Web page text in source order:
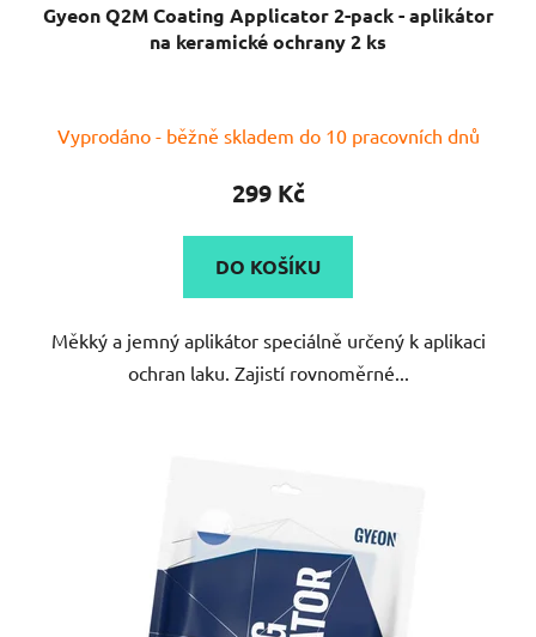
Gyeon Q2M Coating Applicator 2-pack - aplikátor
na keramické ochrany 2 ks
Vyprodáno - běžně skladem do 10 pracovních dnů
299 Kč
DO KOŠÍKU
Měkký a jemný aplikátor speciálně určený k aplikaci
ochran laku. Zajistí rovnoměrné...